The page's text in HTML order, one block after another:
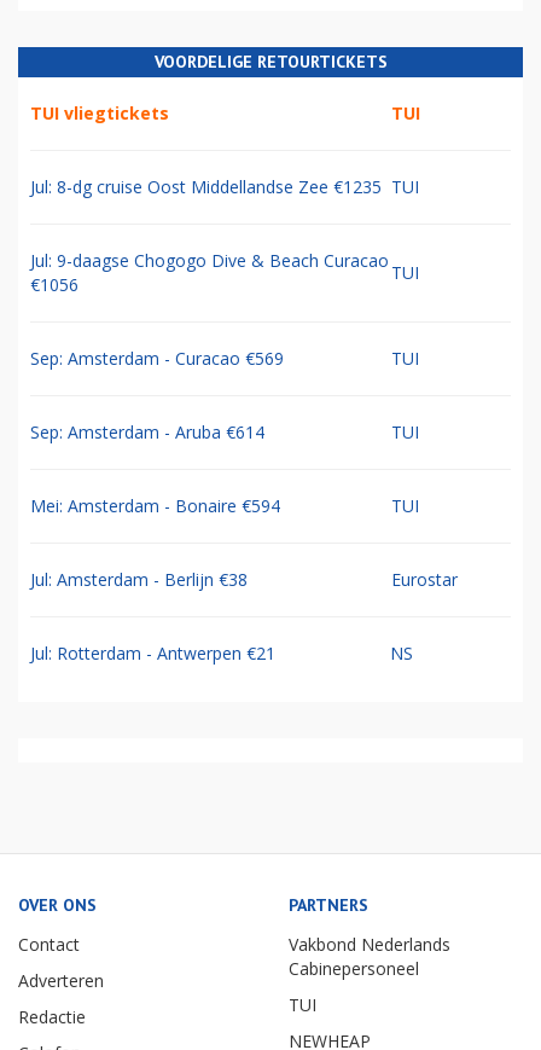
VOORDELIGE RETOURTICKETS
TUI vliegtickets TUI
Jul: 8-dg cruise Oost Middellandse Zee €1235 TUI
Jul: 9-daagse Chogogo Dive & Beach Curacao
€1056
TUI
Sep: Amsterdam - Curacao €569 TUI
Sep: Amsterdam - Aruba €614 TUI
Mei: Amsterdam - Bonaire €594 TUI
Jul: Amsterdam - Berlijn €38 Eurostar
Jul: Rotterdam - Antwerpen €21 NS
OVER ONS
Contact
Adverteren
Redactie
PARTNERS
Vakbond Nederlands
Cabinepersoneel
TUI
NEWHEAP